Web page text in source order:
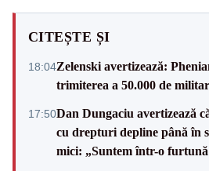
CITEȘTE ȘI
18:04Zelenski avertizează:
trimiterea a 50.000 de
17:50Dan Dungaciu avertizează
cu drepturi depline până în
mici: „Suntem într-o